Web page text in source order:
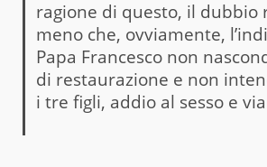
ragione di questo, il dubbio
meno che, ovviamente,
Papa Francesco non
di restaurazione e non
i tre figli, addio al sesso e